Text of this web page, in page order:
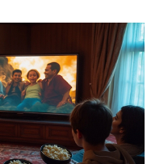
на эти вопросы,
мультфильмов.